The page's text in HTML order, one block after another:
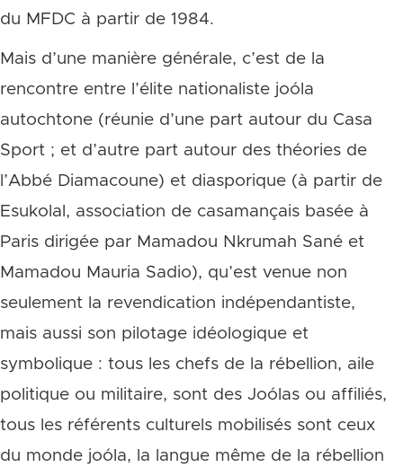
du MFDC à partir de 1984.
Mais d’une manière générale, c’est de la
rencontre entre l’élite nationaliste joóla
autochtone (réunie d’une part autour du Casa
Sport ; et d’autre part autour des théories de
l’Abbé Diamacoune) et diasporique (à partir de
Esukolal, association de casamançais basée à
Paris dirigée par Mamadou Nkrumah Sané et
Mamadou Mauria Sadio), qu’est venue non
seulement la revendication indépendantiste,
mais aussi son pilotage idéologique et
symbolique : tous les chefs de la rébellion, aile
politique ou militaire, sont des Joólas ou affiliés,
tous les référents culturels mobilisés sont ceux
du monde joóla, la langue même de la rébellion